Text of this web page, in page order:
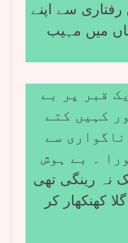
رفتاری سے اپنے
میں مہیب
قبر پر بے
کہیں کتے
سے
نہ رینگی تھی
کھنکھار کر